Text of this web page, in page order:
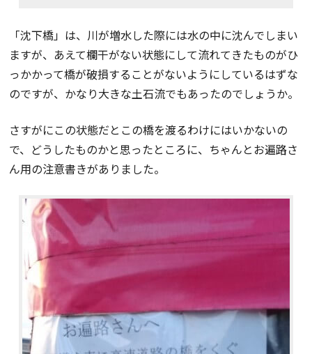
「沈下橋」は、川が増水した際には水の中に沈んでしまい
ますが、あえて欄干がない状態にして流れてきたものがひ
っかかって橋が破損することがないようにしているはずな
のですが、かなり大きな土石流でもあったのでしょうか。
さすがにこの状態だとこの橋を渡るわけにはいかないの
で、どうしたものかと思ったところに、ちゃんとお遍路さ
ん用の注意書きがありました。